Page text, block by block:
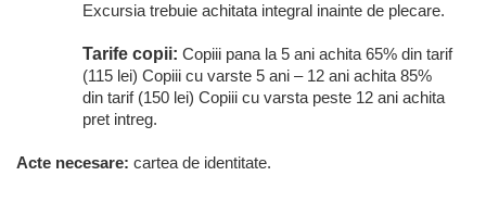
Excursia trebuie achitata integral inainte de plecare.
Tarife copii: Copiii pana la 5 ani achita 65% din tarif
(115 lei) Copiii cu varste 5 ani – 12 ani achita 85%
din tarif (150 lei) Copiii cu varsta peste 12 ani achita
pret intreg.
Acte necesare: cartea de identitate.